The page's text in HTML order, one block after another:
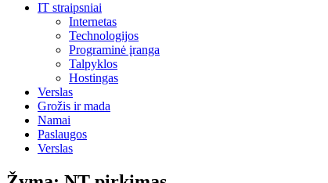
IT straipsniai
Internetas
Technologijos
Programinė įranga
Talpyklos
Hostingas
Verslas
Grožis ir mada
Namai
Paslaugos
Verslas